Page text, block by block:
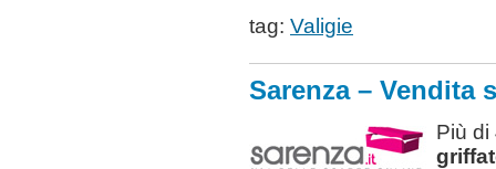
tag: Valigie
Sarenza – Vendita
Più